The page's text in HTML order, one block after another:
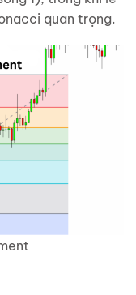
quan trọng.